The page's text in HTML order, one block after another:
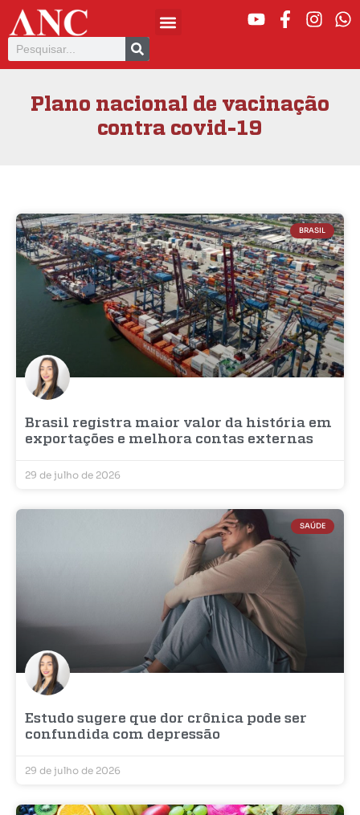
Plano nacional de vacinação
contra covid-19
BRASIL
Brasil registra maior valor da história em
exportações e melhora contas externas
29 de julho de 2026
SAÚDE
Estudo sugere que dor crônica pode ser
confundida com depressão
29 de julho de 2026